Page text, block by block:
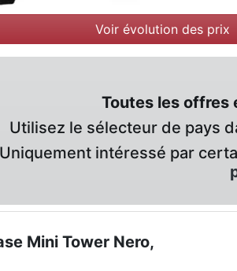
Voir évolution des prix
Toutes les offres
Utilisez le sélecteur de pays
Uniquement intéressé par
Mini Tower Nero,